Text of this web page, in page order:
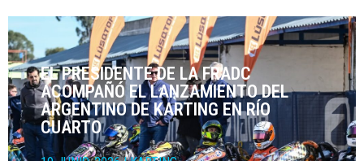
EL PRESIDENTE DE LA FRADC
ACOMPAÑÓ EL LANZAMIENTO DEL
ARGENTINO DE KARTING EN RÍO
CUARTO